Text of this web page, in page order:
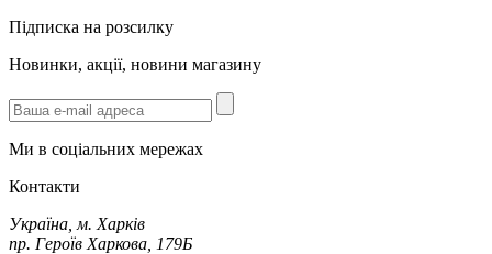
Підписка на розсилку
Новинки, акції, новини магазину
Ми в соціальних мережах
Контакти
Україна, м. Харків
пр. Героїв Харкова, 179Б